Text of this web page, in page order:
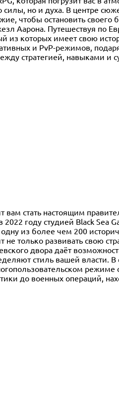
но и духа. В центре
чтобы остановить
Аарона. Путешествуя по
из которых имеет свою
и PvP-режимов,
стратегией, навыками и
вам стать настоящим
2022 году студией Black Sea
одну из более чем 200
только развивать свою
двора даёт
стиль вашей власти.
режиме
до военных операций,